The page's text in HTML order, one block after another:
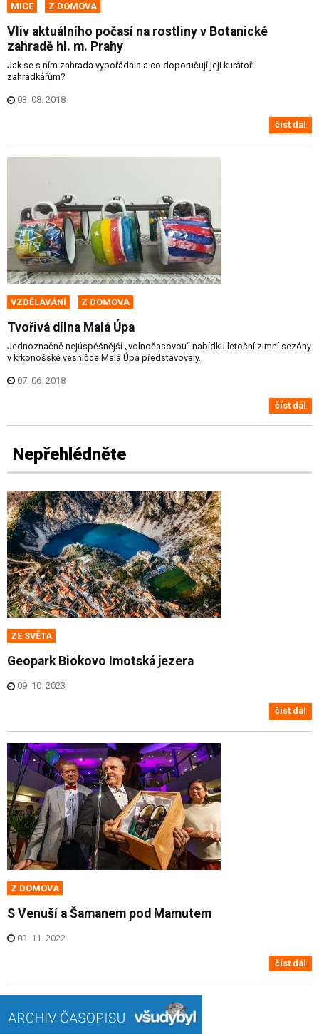
MICE Z DOMOVA
Vliv aktuálního počasí na rostliny v Botanické
zahradě hl. m. Prahy
Jak se s ním zahrada vypořádala a co doporučují její kurátoři
zahrádkářům?
03. 08. 2018
číst dál
VZDĚLÁVÁNÍ Z DOMOVA
Tvořivá dílna Malá Úpa
Jednoznačně nejúspěšnější „volnočasovou“ nabídku letošní zimní sezóny
v krkonošské vesničce Malá Úpa představovaly...
07. 06. 2018
číst dál
Nepřehlédněte
ZE SVĚTA
Geopark Biokovo Imotská jezera
09. 10. 2023
číst dál
Z DOMOVA
S Venuší a Šamanem pod Mamutem
03. 11. 2022
číst dál